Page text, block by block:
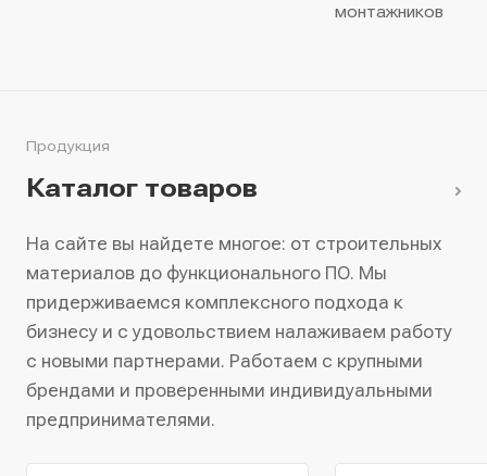
монтажников
Продукция
Каталог товаров
На сайте вы найдете многое: от строительных
материалов до функционального ПО. Мы
придерживаемся комплексного подхода к
бизнесу и с удовольствием налаживаем работу
с новыми партнерами. Работаем с крупными
брендами и проверенными индивидуальными
предпринимателями.